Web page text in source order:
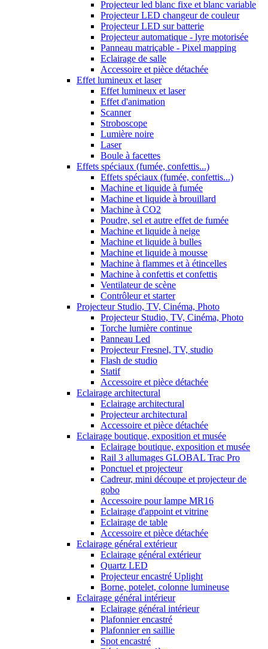
Projecteur led blanc fixe et blanc variable
Projecteur LED changeur de couleur
Projecteur LED sur batterie
Projecteur automatique - lyre motorisée
Panneau matriçable - Pixel mapping
Eclairage de salle
Accessoire et pièce détachée
Effet lumineux et laser
Effet lumineux et laser
Effet d'animation
Scanner
Stroboscope
Lumière noire
Laser
Boule à facettes
Effets spéciaux (fumée, confettis...)
Effets spéciaux (fumée, confettis...)
Machine et liquide à fumée
Machine et liquide à brouillard
Machine à CO2
Poudre, sel et autre effet de fumée
Machine et liquide à neige
Machine et liquide à bulles
Machine et liquide à mousse
Machine à flammes et à étincelles
Machine à confettis et confettis
Ventilateur de scène
Contrôleur et starter
Projecteur Studio, TV, Cinéma, Photo
Projecteur Studio, TV, Cinéma, Photo
Torche lumière continue
Panneau Led
Projecteur Fresnel, TV, studio
Flash de studio
Statif
Accessoire et pièce détachée
Eclairage architectural
Eclairage architectural
Projecteur architectural
Accessoire et pièce détachée
Eclairage boutique, exposition et musée
Eclairage boutique, exposition et musée
Rail 3 allumages GLOBAL Trac Pro
Ponctuel et projecteur
Cadreur, mini découpe et projecteur de
gobo
Accessoire pour lampe MR16
Eclairage d'appoint et vitrine
Eclairage de table
Accessoire et pièce détachée
Eclairage général extérieur
Eclairage général extérieur
Quartz LED
Projecteur encastré Uplight
Borne, potelet, colonne lumineuse
Eclairage général intérieur
Eclairage général intérieur
Plafonnier encastré
Plafonnier en saillie
Spot encastré